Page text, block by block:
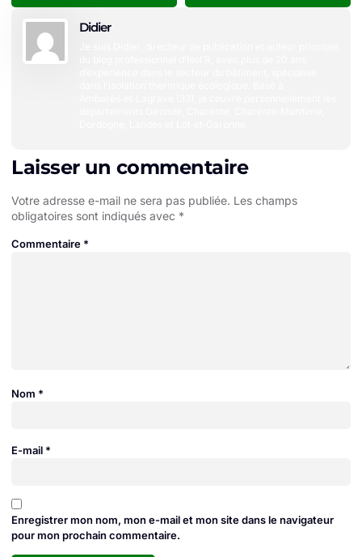
Didier
Laisser un commentaire
Votre adresse e-mail ne sera pas publiée. Les champs
obligatoires sont indiqués avec *
Commentaire *
Nom *
E-mail *
Enregistrer mon nom, mon e-mail et mon site dans le navigateur
pour mon prochain commentaire.